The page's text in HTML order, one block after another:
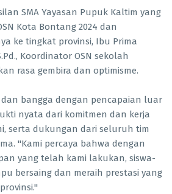
SMA Yayasan Pupuk Kaltim yang
Kota Bontang 2024 dan
ke tingkat provinsi, Ibu Prima
Koordinator OSN sekolah
rasa gembira dan optimisme.
bangga dengan pencapaian luar
nyata dari komitmen dan kerja
serta dukungan dari seluruh tim
"Kami percaya bahwa dengan
yang telah kami lakukan, siswa-
bersaing dan meraih prestasi yang